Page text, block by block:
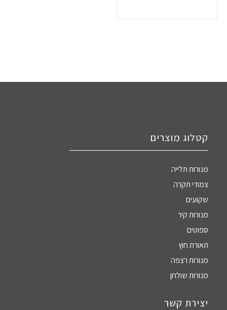
קטלוג מוצרים
מנורות תלייה
צמודי תקרה
שקועים
מנורות קיר
ספוטים
תאורת חוץ
מנורות רצפה
מנורות שולחן
יצירת קשר